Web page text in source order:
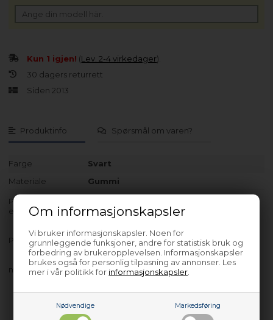
Om informasjonskapsler
Vi bruker informasjonskapsler. Noen for
grunnleggende funksjoner, andre for statistisk bruk og
forbedring av brukeropplevelsen. Informasjonskapsler
brukes også for personlig tilpasning av annonser. Les
mer i vår politikk for informasjonskapsler
Nødvendige Markedsføring
Produktinfo Spørsmål om varen?
Farge
Svart
Materiale
Gummi
Produktet er kun egnet til modeller med servicenr. som angitt
etter bindestrek.
PK2700 - 858430910040
med flere…
Kun 1 igjen! (Lev. 2-4 virkedager).
30 dagers returrett
Siden 2013